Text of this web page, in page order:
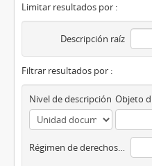
Limitar resultados por :
Descripción raíz
Filtrar resultados por :
Nivel de descripción
Régimen de derechos de autor